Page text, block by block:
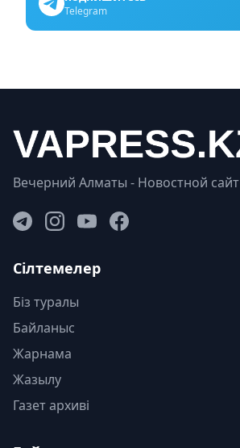
Telegram
Вечерний Алматы - Новостной сайт
Сілтемелер
Біз туралы
Байланыс
Жарнама
Жазылу
Газет архиві